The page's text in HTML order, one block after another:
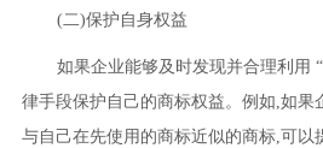
(二)保护自身权益
如果企业能够及时发现并合理利用
律手段保护自己的商标权益。例如,如果
与自己在先使用的商标近似的商标,可以